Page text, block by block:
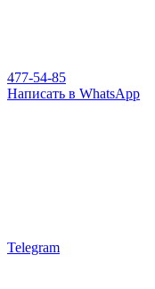
477-54-85
Написать в WhatsApp
Telegram